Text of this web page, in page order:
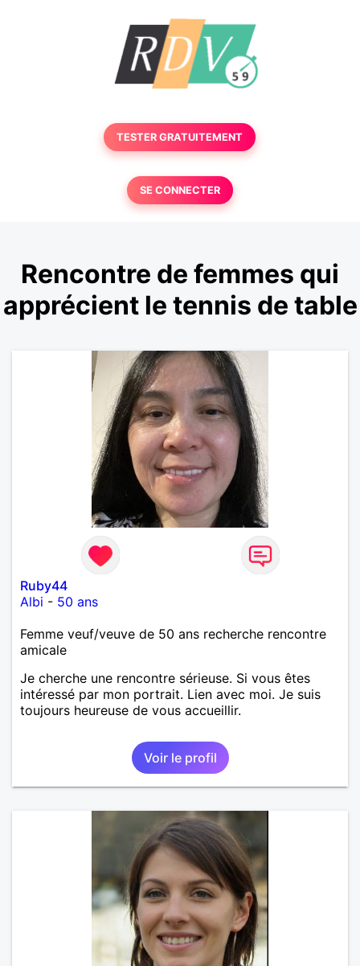
TESTER GRATUITEMENT
SE CONNECTER
Rencontre de femmes qui
apprécient le tennis de table
Ruby44
Albi - 50 ans
Femme veuf/veuve de 50 ans recherche rencontre
amicale
Je cherche une rencontre sérieuse. Si vous êtes
intéressé par mon portrait. Lien avec moi. Je suis
toujours heureuse de vous accueillir.
Voir le profil